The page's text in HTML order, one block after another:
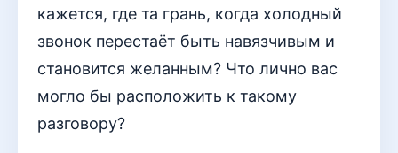
кажется, где та грань, когда холодный
звонок перестаёт быть навязчивым и
становится желанным? Что лично вас
могло бы расположить к такому
разговору?